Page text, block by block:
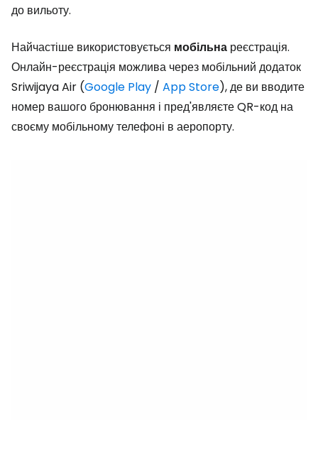
до вильоту.
Найчастіше використовується мобільна реєстрація.
Онлайн-реєстрація можлива через мобільний додаток
Sriwijaya Air (Google Play / App Store), де ви вводите
номер вашого бронювання і пред'являєте QR-код на
своєму мобільному телефоні в аеропорту.